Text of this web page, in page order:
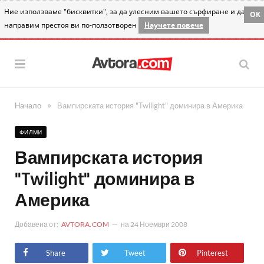
Ние използваме "бисквитки", за да улесним вашето сърфиране и да
направим престоя ви по-ползотворен
Научете повече
OK
Начало » Вампирската история "Twilight" доминира в Америка
ФИЛМИ
Вампирската история
"Twilight" доминира в
Америка
Добавена от: AVTORA.COM на 24 Ноември 2008
Share Tweet Pinterest